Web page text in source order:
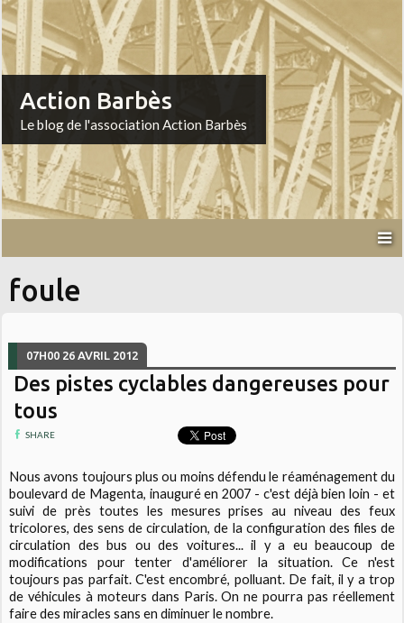
Action Barbès
Le blog de l'association Action Barbès
foule
07H00 26 AVRIL 2012
Des pistes cyclables dangereuses pour
tous
SHARE
Nous avons toujours plus ou moins défendu le réaménagement du
boulevard de Magenta, inauguré en 2007 - c'est déjà bien loin - et
suivi de près toutes les mesures prises au niveau des feux
tricolores, des sens de circulation, de la configuration des files de
circulation des bus ou des voitures... il y a eu beaucoup de
modifications pour tenter d'améliorer la situation. Ce n'est
toujours pas parfait. C'est encombré, polluant. De fait, il y a trop
de véhicules à moteurs dans Paris. On ne pourra pas réellement
faire des miracles sans en diminuer le nombre.